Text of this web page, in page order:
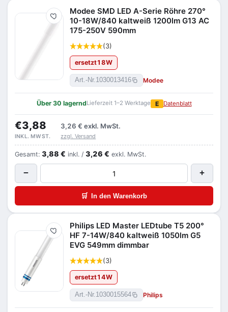
Merken
Modee SMD LED A-Serie Röhre 270°
10-18W/840 kaltweiß 1200lm G13 AC
175-250V 590mm
(3)
ersetzt18W
Art.-Nr.1030013416 Modee
Über 30 lagerndLieferzeit 1–2 Werktage E Datenblatt
€3,88 3,26 € exkl. MwSt.
INKL. MWST. zzgl. Versand
Gesamt: 3,88 € inkl. / 3,26 € exkl. MwSt.
− +
🛒 In den Warenkorb
Merken
Philips LED Master LEDtube T5 200°
HF 7-14W/840 kaltweiß 1050lm G5
EVG 549mm dimmbar
(3)
ersetzt14W
Art.-Nr.1030015564 Philips